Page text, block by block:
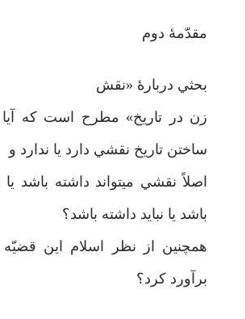
مقدّمۀ دوم
بحثي دربارۀ «نقش
زن در تاريخ» مطرح است كه
ساختن تاريخ نقشي دارد يا ندارد و
اصلاً نقشي مي­تواند داشته باشد يا
باشد يا نبايد داشته باشد؟
همچنين از نظر اسلام اين قضيّه
برآورد كرد؟